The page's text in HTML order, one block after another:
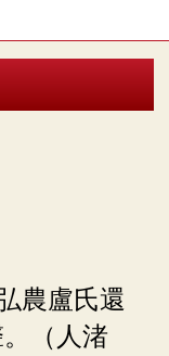
農盧氏還
（人渚